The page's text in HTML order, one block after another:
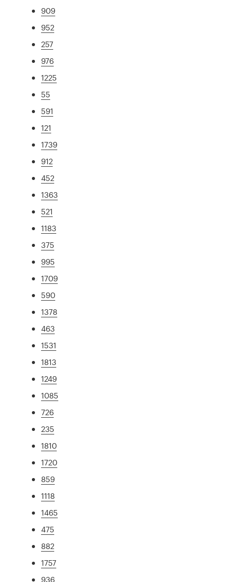
909
952
257
976
1225
55
591
121
1739
912
452
1363
521
1183
375
995
1709
590
1378
463
1531
1813
1249
1085
726
235
1810
1720
859
1118
1465
475
882
1757
936